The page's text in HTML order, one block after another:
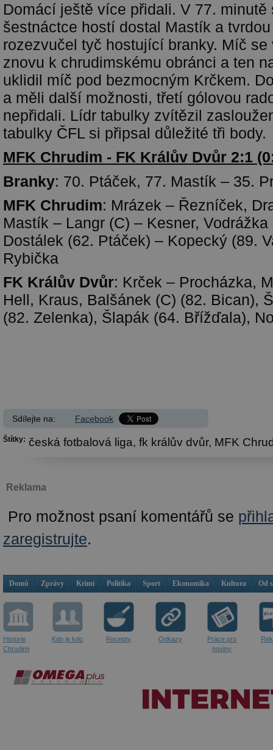
Domácí ještě více přidali. V 77. minutě
šestnáctce hostí dostal Mastík a
rozezvučel tyč hostující branky. Míč se
znovu k chrudimskému obránci a ten
uklidil míč pod bezmocným Krčkem.
a měli další možnosti, třetí gólovou
nepřidali. Lídr tabulky zvítězil
tabulky ČFL si připsal důležité tři body.
MFK Chrudim - FK Králův Dvůr 2:1
Branky: 70. Ptáček, 77. Mastík – 35.
MFK Chrudim: Mrázek – Řezníček,
Mastík – Langr (C) – Kesner,
Dostálek (62. Ptáček) – Kopecký (89.
Rybička
FK Králův Dvůr: Krček – Procházka,
Hell, Kraus, Balšánek (C) (82. Bican),
(82. Zelenka), Šlapák (64. Břížďala),
Sdílejte na: Facebook
Štítky: česká fotbalová liga, fk králův dvůr, MFK
Reklama
Pro možnost psaní komentářů se
zaregistrujte.
Domů Zprávy Krimi Politika Sport Ekonomika Kultura Od
Historie
Chrudimi
Kdo je kdo Recepty Odkazy
Práce pro
noviny